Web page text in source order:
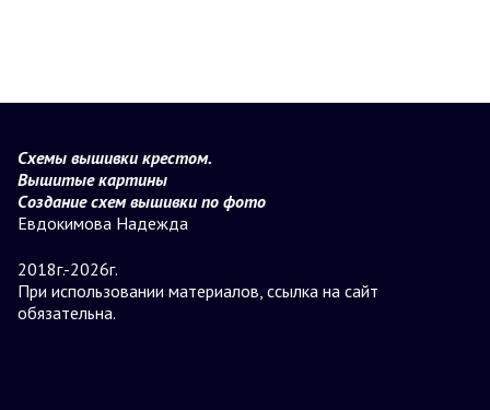
Схемы вышивки крестом.
Вышитые картины
Создание схем вышивки по фото
Евдокимова Надежда
2018г.-2026г.
При использовании материалов, ссылка на сайт
обязательна.